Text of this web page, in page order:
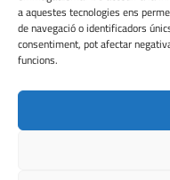
a aquestes tecnologies ens
de navegació o identificadors
consentiment, pot afectar
funcions.
DONACIONES
VIAJES Y VISITAS